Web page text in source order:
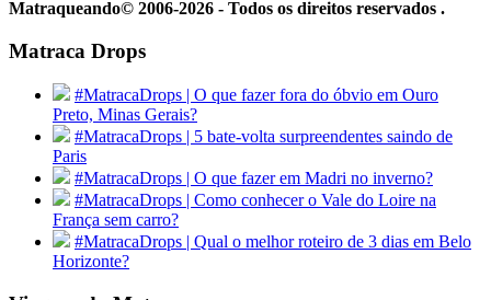
Matraqueando© 2006-2026 - Todos os direitos reservados .
Matraca Drops
#MatracaDrops | O que fazer fora do óbvio em Ouro
Preto, Minas Gerais?
#MatracaDrops | 5 bate-volta surpreendentes saindo de
Paris
#MatracaDrops | O que fazer em Madri no inverno?
#MatracaDrops | Como conhecer o Vale do Loire na
França sem carro?
#MatracaDrops | Qual o melhor roteiro de 3 dias em Belo
Horizonte?